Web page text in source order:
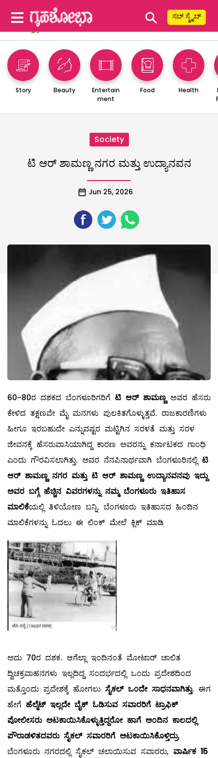
⚲ ಸಬ್ ಸ್ಕ್ರೈಬ್
Story Beauty
Entertain
ment
Food Health
Society
ಟಿ ಆರ್ ಶಾಮಣ್ಣ ನಗರ ಮತ್ತು ಉದ್ಯಾನವನ
Jun 25, 2026
60-80ರ ದಶಕದ ಬೆಂಗಳೂರಿಗರಿಗೆ ಟಿ ಆರ್ ಶಾಮಣ್ಣಅವರ ಹೆಸರು
ಕೇಳಿದ ತಕ್ಷಣವೇ ಮೈ ಮನಗಳು ಪುಲಕಿತಗೊಳ್ಳುತ್ತವೆ. ರಾಜಕಾರಣಿಗಳು
ಹೀಗೂ ಇರಬಹುದೇ ಎನ್ನುವಷ್ಟರ ಮಟ್ಟಿಗಿನ ಸರಳತೆ ಮತ್ತು ಸರಳ
ಜೀವನಕ್ಕೆ ಹೆಸರುವಾಸಿಯಾಗಿದ್ದ ಕಾರಣ ಅವರನ್ನು ಕರ್ನಾಟಕದ ಗಾಂಧಿ
ಎಂದು ಗೌರವಿಸಲಾಗಿತ್ತು. ಅವರ ನೆನಪಿನಾರ್ಥವಾಗಿ ಬೆಂಗಳೂರಿನಲ್ಲಿ ಟಿ
ಆರ್ ಶಾಮಣ್ಣ ನಗರ ಮತ್ತು ಟಿ ಆರ್ ಶಾಮಣ್ಣ ಉದ್ಯಾನವನವು ಇದ್ದು
ಅವರ ಬಗ್ಗೆ ಹೆಚ್ಚಿನ ವಿವರಗಳನ್ನು ನಮ್ಮ ಬೆಂಗಳೂರು ಇತಿಹಾಸ
ಮಾಲಿಕೆಯಲ್ಲಿ ತಿಳಿಯೋಣ ಬನ್ನಿ. ಬೆಂಗಳೂರು ಇತಿಹಾಸದ ಹಿಂದಿನ
ಮಾಲಿಕೆಗಳನ್ನು ಓದಲು ಈ ಲಿಂಕ್ ಮೇಲೆ ಕ್ಲಿಕ್ ಮಾಡಿ
ಅದು 70ರ ದಶಕ. ಆಗೆಲ್ಲಾ ಇಂದಿನಂತೆ ಮೋಟಾರ್ ಚಾಲಿತ
ದ್ವಿಚಕ್ರವಾಹನಗಳು ಇಲ್ಲದಿದ್ದ ಸಂದರ್ಭದಲ್ಲಿ ಒಂದು ಪ್ರದೇಶದಿಂದ
ಮತ್ತೊಂದು ಪ್ರದೇಶಕ್ಕೆ ಹೋಗಲು ಸೈಕಲ್ ಒಂದೇ ಸಾಧನವಾಗಿತ್ತು. ಈಗ
ಹೇಗೆ ಹೆಲ್ಮೆಟ್ ಇಲ್ಲದೇ ಬೈಕ್ ಓಡಿಸುವ ಸವಾರರಿಗೆ ಟ್ರಾಫಿಕ್
ಪೋಲೀಸರು ಅಟಕಾಯಿಸಿಕೊಳ್ಳುತ್ತಿದ್ದರೋ ಹಾಗೆ ಅಂದಿನ ಕಾಲದಲ್ಲಿ
ಪೌರಾಡಳಿತದವರು ಸೈಕಲ್ ಸವಾರರಿಗೆ ಅಟಕಾಯಿಸಿಕೊಳ್ತಿದ್ರು.
ಬೆಂಗಳೂರು ನಗರದಲ್ಲಿ ಸೈಕಲ್ ಚಲಾಯಿಸುವ ಸವಾರರು, ವಾರ್ಷಿಕ 15